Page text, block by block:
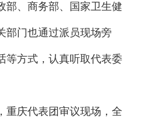
部、商务部、国家卫生健
部门也通过派员现场旁
等方式，认真听取代表委
重庆代表团审议现场，全